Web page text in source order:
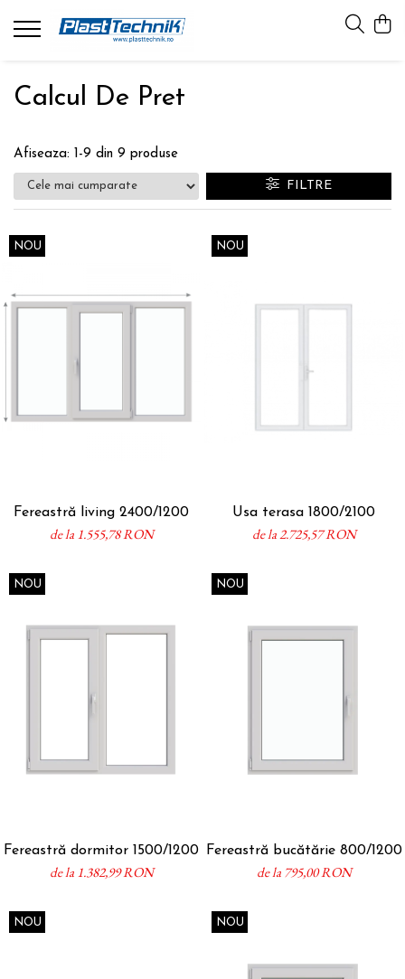
Ferestre
Tamplarie PVC
Panouri Ornamentale
Calcul De Pret
Afiseaza: 1-9 din 9 produse
FILTRE
NOU
Fereastră living 2400/1200
de la 1.555,78 RON
NOU
Usa terasa 1800/2100
de la 2.725,57 RON
NOU
Fereastră dormitor 1500/1200
de la 1.382,99 RON
NOU
Fereastră bucătărie 800/1200
de la 795,00 RON
NOU NOU